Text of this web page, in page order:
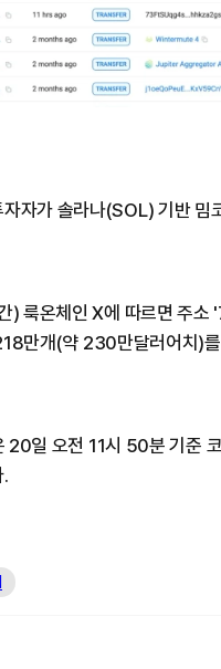
자자가 솔라나(SOL) 기반
) 룩온체인 X에 따르면 주
만개(약 230만달러어치)
20일 오전 11시 50분 기준